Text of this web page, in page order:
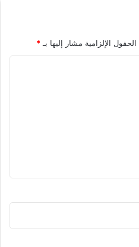
الحقول الإلزامية مشار إليها بـ *